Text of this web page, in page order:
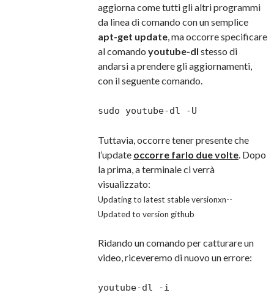
aggiorna come tutti gli altri programmi
da linea di comando con un semplice
apt-get update , ma occorre specificare
al comando youtube-dl stesso di
andarsi a prendere gli aggiornamenti,
con il seguente comando.
sudo youtube-dl -U
Tuttavia, occorre tener presente che
l’update occorre farlo due volte . Dopo
la prima, a terminale ci verrà
visualizzato:
Updating to latest stable versionxn--
Updated to version github
Ridando un comando per catturare un
video, riceveremo di nuovo un errore:
youtube-dl -i